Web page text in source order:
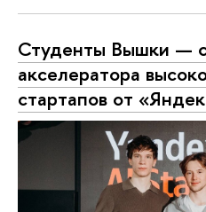
Студенты Вышки —
акселератора
стартапов от